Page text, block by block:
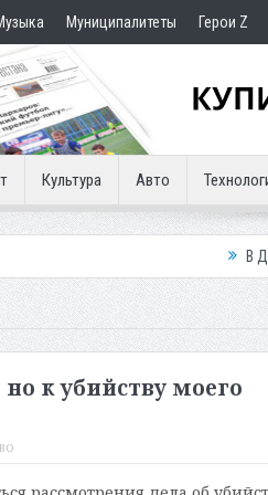
Муниципалитеты Герои Z
Культура Авто
В Дербенте
к убийству моего